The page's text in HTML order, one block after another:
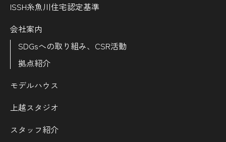
ISSH糸魚川住宅認定基準
会社案内
SDGsへの取り組み、CSR活動
拠点紹介
モデルハウス
上越スタジオ
スタッフ紹介